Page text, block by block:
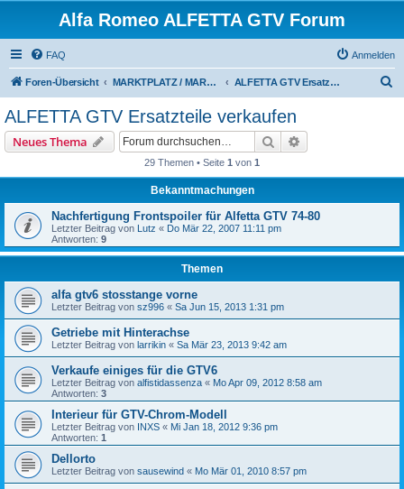
Alfa Romeo ALFETTA GTV Forum
FAQ Anmelden
Foren-Übersicht MARKTPLATZ / MARKETPLACE ALFETTA GTV Ersatzteile verkaufen
ALFETTA GTV Ersatzteile verkaufen
Neues Thema Suche
29 Themen • Seite 1 von 1
Bekanntmachungen
Nachfertigung Frontspoiler für Alfetta GTV 74-80
Letzter Beitrag von Lutz « Do Mär 22, 2007 11:11 pm
Antworten: 9
Themen
alfa gtv6 stosstange vorne
Letzter Beitrag von sz996 « Sa Jun 15, 2013 1:31 pm
Getriebe mit Hinterachse
Letzter Beitrag von larrikin « Sa Mär 23, 2013 9:42 am
Verkaufe einiges für die GTV6
Letzter Beitrag von alfistidassenza « Mo Apr 09, 2012 8:58 am
Antworten: 3
Interieur für GTV-Chrom-Modell
Letzter Beitrag von INXS « Mi Jan 18, 2012 9:36 pm
Antworten: 1
Dellorto
Letzter Beitrag von sausewind « Mo Mär 01, 2010 8:57 pm